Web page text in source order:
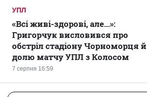
УПЛ
7 серпня 16:59
«Всі живі-здорові, але...»:
Григорчук висловився про
обстріл стадіону Чорноморця й
долю матчу УПЛ з Колосом